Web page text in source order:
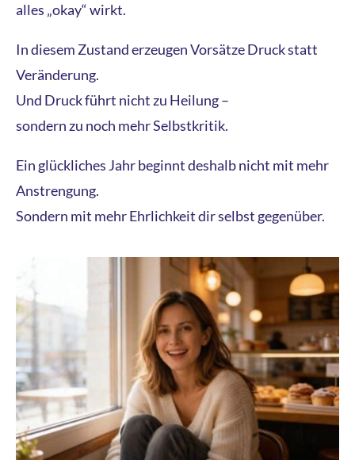
alles „okay“ wirkt.
In diesem Zustand erzeugen Vorsätze Druck statt
Veränderung.
Und Druck führt nicht zu Heilung –
sondern zu noch mehr Selbstkritik.
Ein glückliches Jahr beginnt deshalb nicht mit mehr
Anstrengung.
Sondern mit mehr Ehrlichkeit dir selbst gegenüber.